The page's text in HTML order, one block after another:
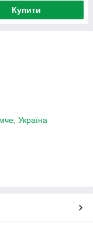
Купити
Україна